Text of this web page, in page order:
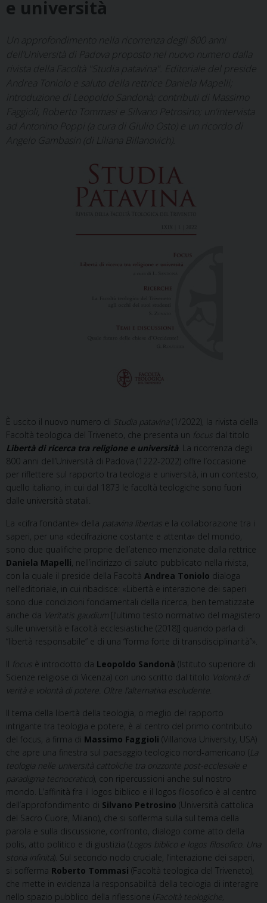
e università
Un approfondimento nella ricorrenza degli 800 anni
dell’Università di Padova proposto nel nuovo numero dalla
rivista della Facoltà "Studia patavina". Editoriale del preside
Andrea Toniolo e saluto della rettrice Daniela Mapelli;
introduzione di Leopoldo Sandonà; contributi di Massimo
Faggioli, Roberto Tommasi e Silvano Petrosino; un'intervista
ad Antonino Poppi (a cura di Giulio Osto) e un ricordo di
Angelo Gambasin (di Liliana Billanovich).
È uscito il nuovo numero di Studia patavina (1/2022), la rivista della
Facoltà teologica del Triveneto, che presenta un focus dal titolo
Libertà di ricerca tra religione e università. La ricorrenza degli
800 anni dell’Università di Padova (1222-2022) offre l’occasione
per riflettere sul rapporto tra teologia e università, in un contesto,
quello italiano, in cui dal 1873 le facoltà teologiche sono fuori
dalle università statali.
La «cifra fondante» della patavina libertas e la collaborazione tra i
saperi, per una «decifrazione costante e attenta» del mondo,
sono due qualifiche proprie dell’ateneo menzionate dalla rettrice
Daniela Mapelli, nell’indirizzo di saluto pubblicato nella rivista,
con la quale il preside della Facoltà Andrea Toniolo dialoga
nell’editoriale, in cui ribadisce: «Libertà e interazione dei saperi
sono due condizioni fondamentali della ricerca, ben tematizzate
anche da Veritatis gaudium [l’ultimo testo normativo del magistero
sulle università e facoltà ecclesiastiche (2018)] quando parla di
“libertà responsabile” e di una “forma forte di transdisciplinarità”».
Il focus è introdotto da Leopoldo Sandonà (Istituto superiore di
Scienze religiose di Vicenza) con uno scritto dal titolo Volontà di
verità e volontà di potere. Oltre l’alternativa escludente.
Il tema della libertà della teologia, o meglio del rapporto
intrigante tra teologia e potere, è al centro del primo contributo
del focus, a firma di Massimo Faggioli (Villanova University, USA)
che apre una finestra sul paesaggio teologico nord-americano (La
teologia nelle università cattoliche tra orizzonte post-ecclesiale e
paradigma tecnocratico), con ripercussioni anche sul nostro
mondo. L’affinità fra il logos biblico e il logos filosofico è al centro
dell’approfondimento di Silvano Petrosino (Università cattolica
del Sacro Cuore, Milano), che si sofferma sulla sul tema della
parola e sulla discussione, confronto, dialogo come atto della
polis, atto politico e di giustizia (Logos biblico e logos filosofico. Una
storia infinita). Sul secondo nodo cruciale, l’interazione dei saperi,
si sofferma Roberto Tommasi (Facoltà teologica del Triveneto),
che mette in evidenza la responsabilità della teologia di interagire
nello spazio pubblico della riflessione (Facoltà teologiche,